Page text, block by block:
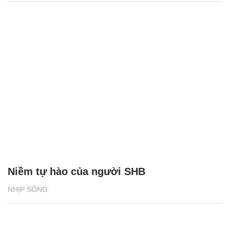
NHỊP SỐNG
Niềm tự hào của người SHB